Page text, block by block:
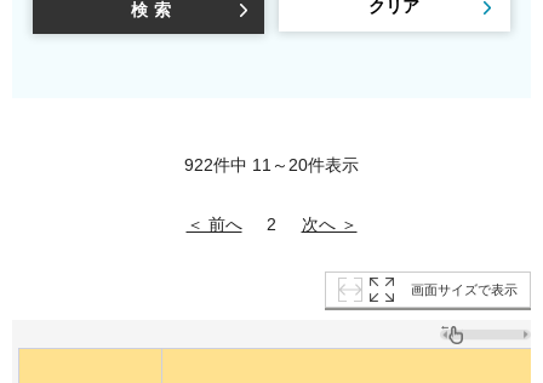
922件中 11～20件表示
＜ 前へ 2 次へ ＞
画面サイズで表示